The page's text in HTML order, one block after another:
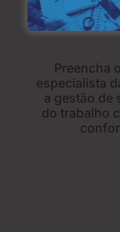
saúde
Preencha
especialista
a gestão de
do trabalho